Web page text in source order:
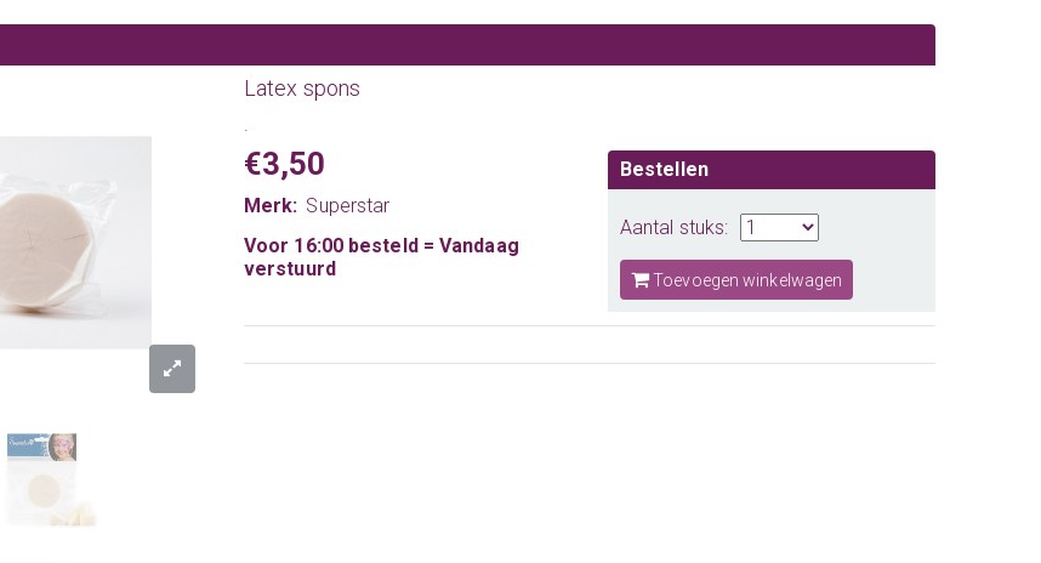
Latex spons
.
€3,50
Merk: Superstar
Voor 16:00 besteld = Vandaag
verstuurd
Bestellen
Aantal stuks:
Toevoegen winkelwagen